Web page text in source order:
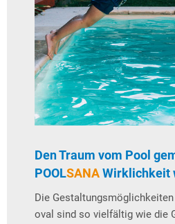
Den Traum vom Pool
POOLSANAWirklichkeit
Die
oval sind so vielfältig wie die